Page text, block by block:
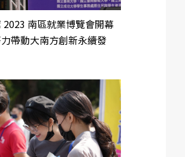
南區就業博覽會開幕
帶動大南方創新永續發